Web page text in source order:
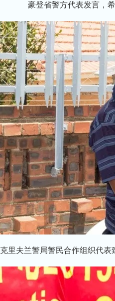
豪登省警方代表发言，
克里夫兰警局警民合作组织代表